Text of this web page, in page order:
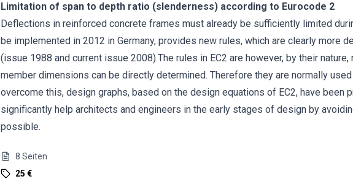
Limitation of span to depth ratio (slenderness) according to Eurocode 2
Deflections in reinforced concrete frames must already be sufficiently limited
be implemented in 2012 in Germany, provides new rules, which are clearly more
(issue 1988 and current issue 2008).The rules in EC2 are however, by their
member dimensions can be directly determined. Therefore they are normally
overcome this, design graphs, based on the design equations of EC2, have been
significantly help architects and engineers in the early stages of design by
possible.
8 Seiten
25 €